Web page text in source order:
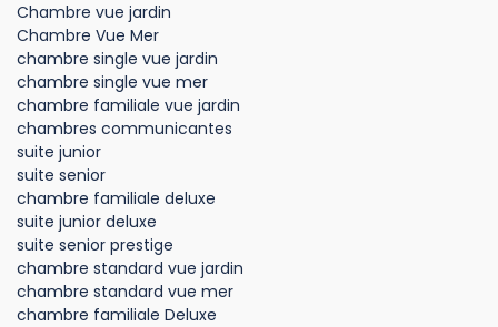
Chambre vue jardin
Chambre Vue Mer
chambre single vue jardin
chambre single vue mer
chambre familiale vue jardin
chambres communicantes
suite junior
suite senior
chambre familiale deluxe
suite junior deluxe
suite senior prestige
chambre standard vue jardin
chambre standard vue mer
chambre familiale Deluxe